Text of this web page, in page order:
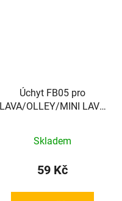
Úchyt FB05 pro
LAVA/OLLEY/MINI LAVA
Skladem
59 Kč